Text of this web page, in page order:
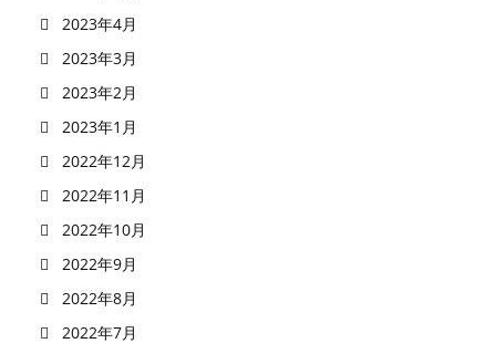
2023年4月
2023年3月
2023年2月
2023年1月
2022年12月
2022年11月
2022年10月
2022年9月
2022年8月
2022年7月